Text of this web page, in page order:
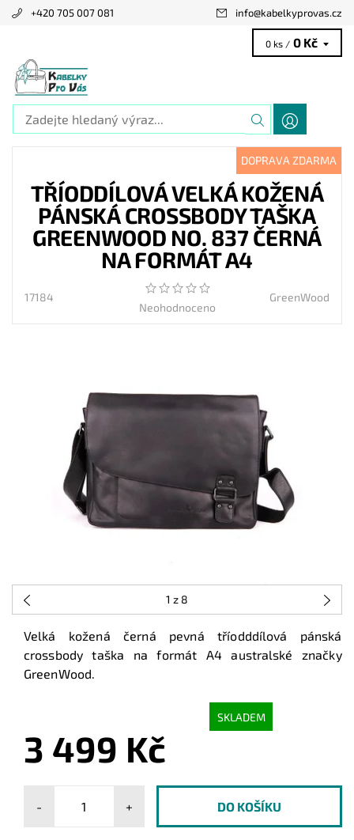
+420 705 007 081 info@kabelkyprovas.cz
0 ks / 0 Kč
DOPRAVA ZDARMA
TŘÍODDÍLOVÁ VELKÁ KOŽENÁ
PÁNSKÁ CROSSBODY TAŠKA
GREENWOOD NO. 837 ČERNÁ
NA FORMÁT A4
17184
Neohodnoceno
GreenWood
1 z 8
Velká kožená černá pevná tříodddílová pánská
crossbody taška na formát A4 australské značky
GreenWood.
SKLADEM
3 499 Kč
- +